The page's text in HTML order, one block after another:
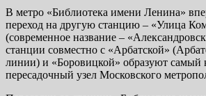
В метро «Библиотека имени Ленина»
переход на другую станцию – «Улица
(современное название –
станции совместно с «Арбатской»
линии) и «Боровицкой» образуют самый
пересадочный узел Московского